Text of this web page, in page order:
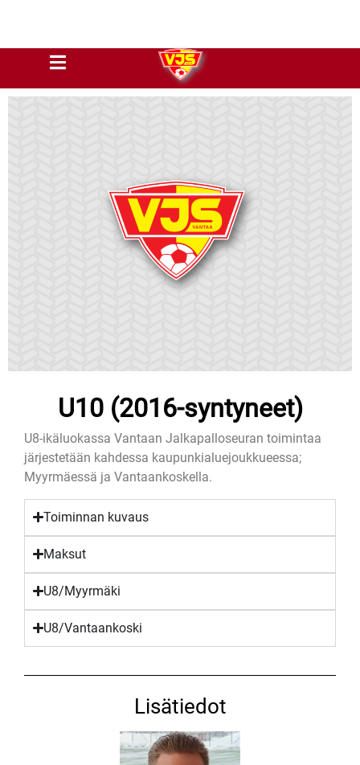
U10 (2016-syntyneet)
U8-ikäluokassa Vantaan Jalkapalloseuran toimintaa
järjestetään kahdessa kaupunkialuejoukkueessa;
Myyrmäessä ja Vantaankoskella.
Toiminnan kuvaus
Maksut
U8/Myyrmäki
U8/Vantaankoski
Lisätiedot